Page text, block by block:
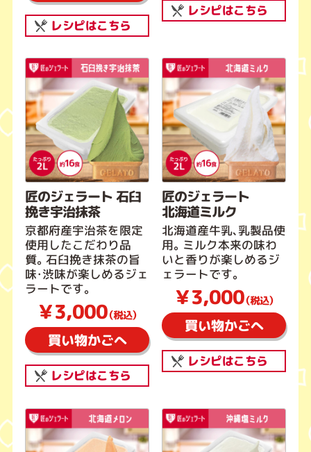
レシピはこちら
レシピはこちら
匠のジェラート 石臼
挽き宇治抹茶
京都府産宇治茶を限定
使用したこだわり品
質。石臼挽き抹茶の旨
味・渋味が楽しめるジェ
ラートです。
￥3,000（税込）
買い物かごへ
レシピはこちら
匠のジェラート
北海道ミルク
北海道産牛乳、乳製品使
用。ミルク本来の味わ
いと香りが楽しめるジ
ェラートです。
￥3,000（税込）
買い物かごへ
レシピはこちら